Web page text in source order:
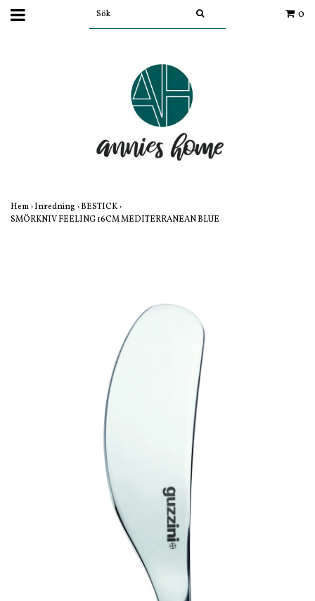
0
Hem›Inredning ›BESTICK›
SMÖRKNIV FEELING 16CM MEDITERRANEAN BLUE